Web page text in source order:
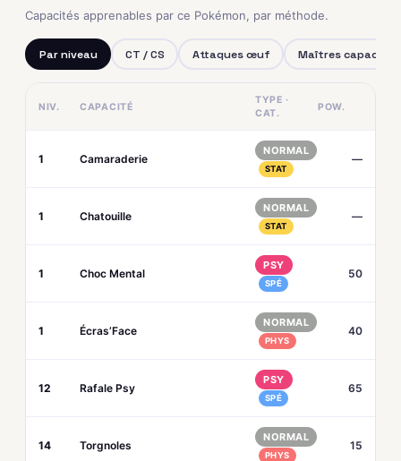
Capacités apprenables par ce Pokémon, par méthode.
Par niveau CT / CS Attaques œuf Maîtres capacités
NIV. CAPACITÉ
TYPE ·
CAT.
POW.
1 Camaraderie
NORMAL
STAT
—
1 Chatouille
NORMAL
STAT
—
1 Choc Mental
PSY
SPÉ
50
1 Écras’Face
NORMAL
PHYS
40
12 Rafale Psy
PSY
SPÉ
65
14 Torgnoles
NORMAL
PHYS
15